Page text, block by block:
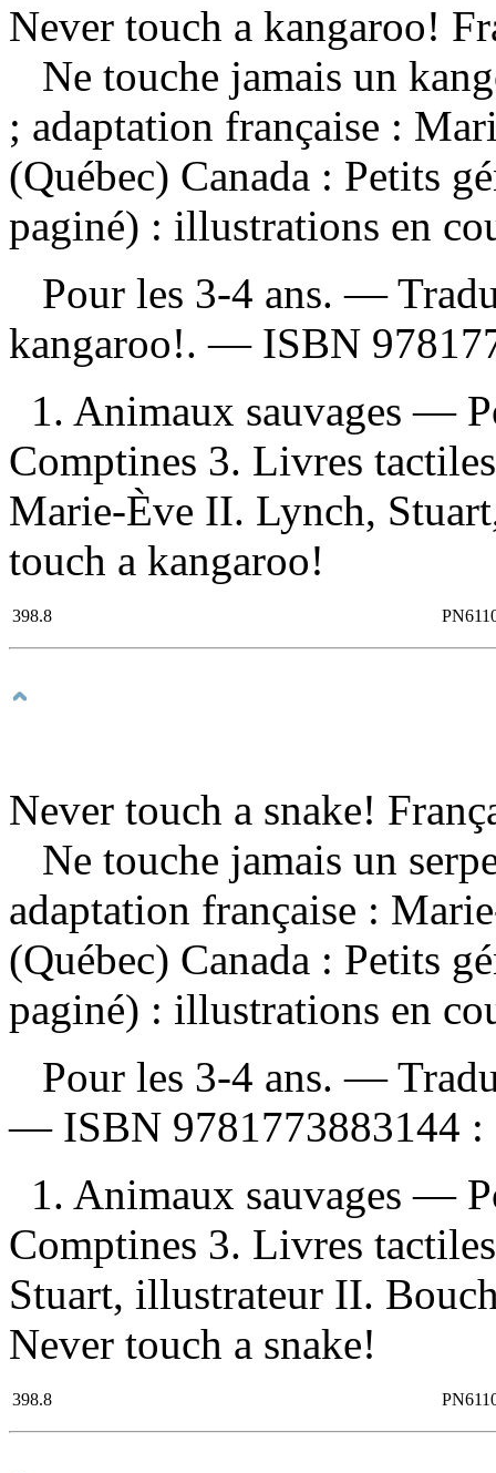
Never touch a kangaroo!
Ne touche jamais un
; adaptation française :
(Québec) Canada : Petits
paginé) : illustrations en
Pour les 3-4 ans. —
kangaroo!. — ISBN
1. Animaux sauvages —
Comptines 3. Livres
Marie-Ève II. Lynch,
touch a kangaroo!
398.8
Never touch a snake!
Ne touche jamais un
adaptation française :
(Québec) Canada : Petits
paginé) : illustrations en
Pour les 3-4 ans. —
— ISBN 9781773883144 :
1. Animaux sauvages —
Comptines 3. Livres
Stuart, illustrateur II.
Never touch a snake!
398.8